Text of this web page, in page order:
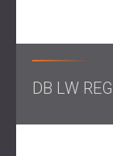
DB LW